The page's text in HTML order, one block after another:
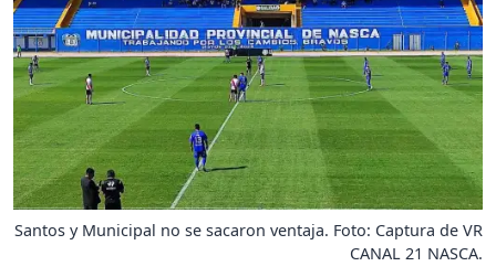
Santos y Municipal no se sacaron ventaja. Foto: Captura de VR
CANAL 21 NASCA.